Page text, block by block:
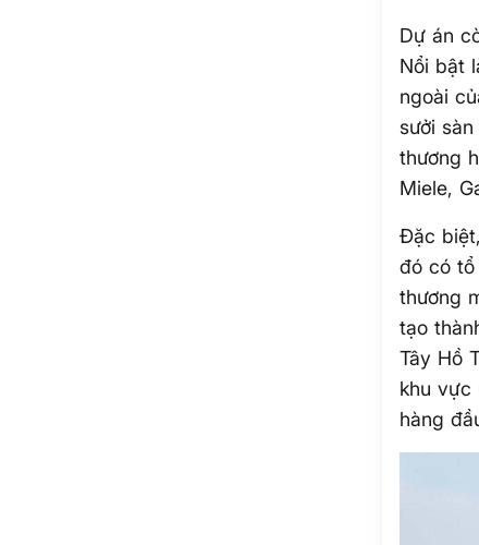
Dự án
Nổi bật
ngoài
sưởi
thương
Miele,
Đặc
đó có tổ
thương
tạo
Tây Hồ
khu vực
hàng